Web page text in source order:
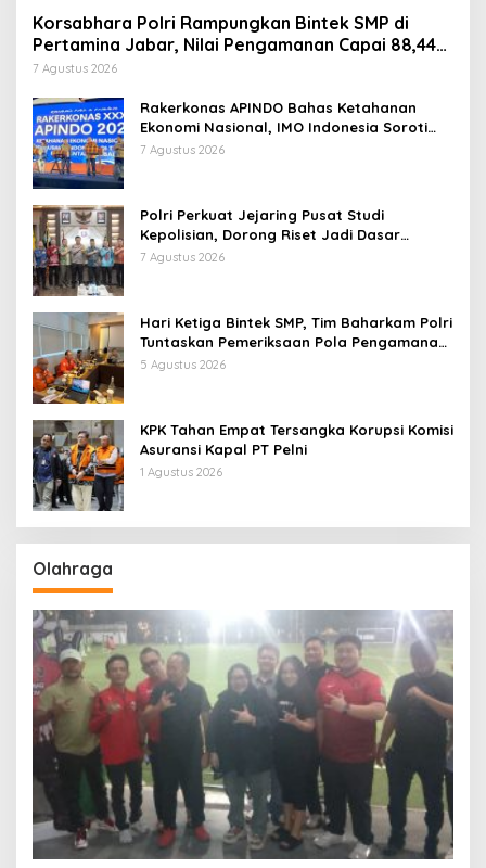
Korsabhara Polri Rampungkan Bintek SMP di
Pertamina Jabar, Nilai Pengamanan Capai 88,44
Persen
7 Agustus 2026
Rakerkonas APINDO Bahas Ketahanan
Ekonomi Nasional, IMO Indonesia Soroti
Pentingnya Kolaborasi Lintas Sektor
7 Agustus 2026
Polri Perkuat Jejaring Pusat Studi
Kepolisian, Dorong Riset Jadi Dasar
Kebijakan dan Inovasi
7 Agustus 2026
Hari Ketiga Bintek SMP, Tim Baharkam Polri
Tuntaskan Pemeriksaan Pola Pengamanan
Pertamina Patra Niaga Jabar
5 Agustus 2026
KPK Tahan Empat Tersangka Korupsi Komisi
Asuransi Kapal PT Pelni
1 Agustus 2026
Olahraga